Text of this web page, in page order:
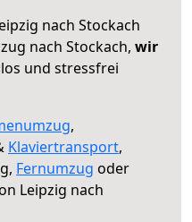
nach Stockach
nach Stockach, wir
und stressfrei
,
Klaviertransport,
Fernumzug oder
Leipzig nach